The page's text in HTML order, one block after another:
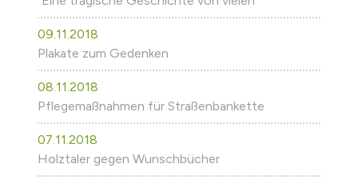
09.11.2018
Plakate zum Gedenken
08.11.2018
Pflegemaßnahmen für Straßenbankette
07.11.2018
Holztaler gegen Wunschbücher